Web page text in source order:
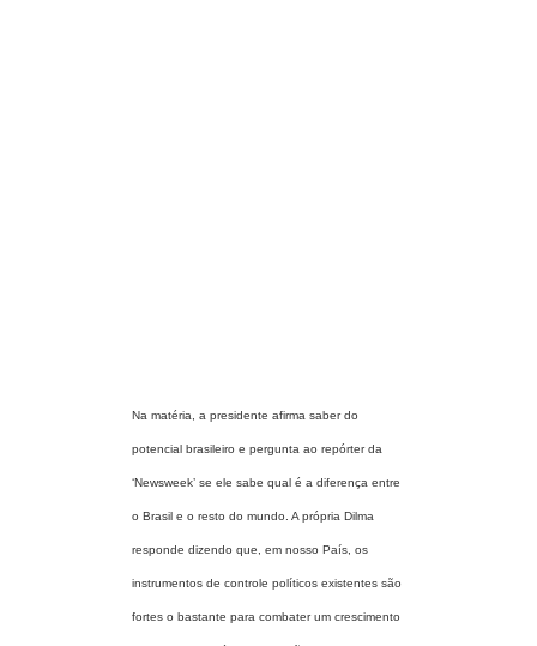
Na matéria, a presidente afirma saber do
potencial brasileiro e pergunta ao repórter da
‘Newsweek’ se ele sabe qual é a diferença entre
o Brasil e o resto do mundo. A própria Dilma
responde dizendo que, em nosso País, os
instrumentos de controle políticos existentes são
fortes o bastante para combater um crescimento